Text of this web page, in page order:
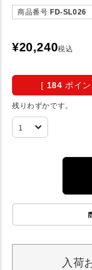
商品番号 FD-SL026
¥20,240税込
[ 184 ポイ
残りわずかです。
入荷